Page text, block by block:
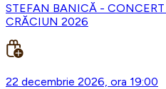
STEFAN BANICĂ -
CRĂCIUN 2026
22 decembrie 2026, ora 19:00